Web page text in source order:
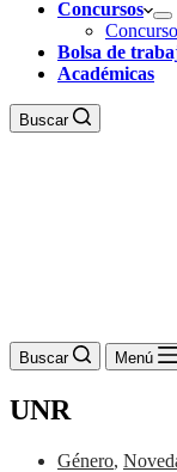
Concursos
Bolsa de
Académicas
Buscar
Buscar Menú
UNR
Género,